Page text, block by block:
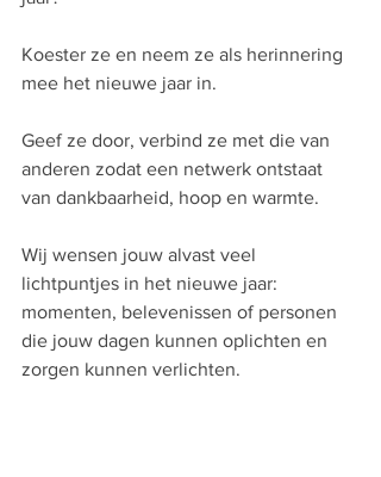
Koester ze en neem ze als herinnering
mee het nieuwe jaar in.
Geef ze door, verbind ze met die van
anderen zodat een netwerk ontstaat
van dankbaarheid, hoop en warmte.
Wij wensen jouw alvast veel
lichtpuntjes in het nieuwe jaar:
momenten, belevenissen of personen
die jouw dagen kunnen oplichten en
zorgen kunnen verlichten.